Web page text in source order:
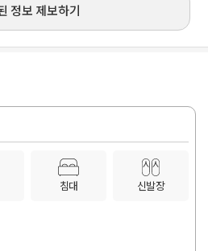
정보 제보하기
침대 신발장